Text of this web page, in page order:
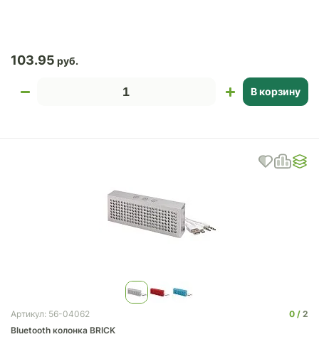
103.95
В корзину
Артикул: 56-04062 0
2
Bluetooth колонка BRICK